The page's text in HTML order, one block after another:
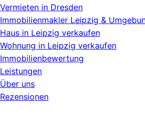
Vermieten in Dresden
Immobilienmakler Leipzig &
Haus in Leipzig verkaufen
Wohnung in Leipzig verkaufen
Immobilienbewertung
Leistungen
Über uns
Rezensionen